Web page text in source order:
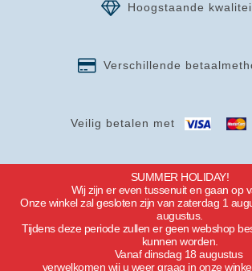
Veilig betalen met
Verschillende
Hoogstaande
SUMMER HOLIDAY!
Wij zijn er even tussenuit en gaan op
Onze winkel zal gesloten zijn van zaterdag 1
augustus.
Tijdens deze periode zullen er geen webshop
kunnen worden.
Vanaf dinsdag 18 augustus
verwelkomen wij u weer graag in onze